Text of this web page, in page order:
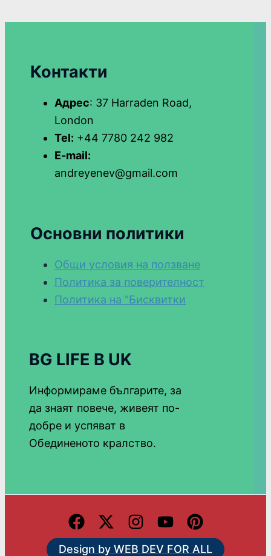
Контакти
Адрес: 37 Harraden Road,
London
Tel: +44 7780 242 982
E-mail:
andreyenev@gmail.com
Основни политики
Общи условия на ползване
Политика за поверителност
Политика на "Бисквитки
BG LIFE В UK
Информираме българите, за
да знаят повече, живеят по-
добре и успяват в
Обединеното кралство.
Design by WEB DEV FOR ALL